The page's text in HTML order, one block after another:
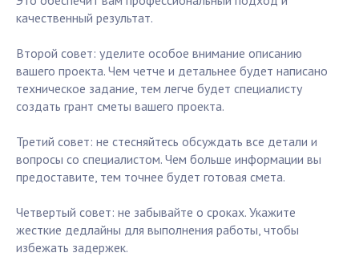
качественный результат.
Второй совет: уделите особое внимание описанию
вашего проекта. Чем четче и детальнее будет написано
техническое задание, тем легче будет специалисту
создать грант сметы вашего проекта.
Третий совет: не стесняйтесь обсуждать все детали и
вопросы со специалистом. Чем больше информации вы
предоставите, тем точнее будет готовая смета.
Четвертый совет: не забывайте о сроках. Укажите
жесткие дедлайны для выполнения работы, чтобы
избежать задержек.